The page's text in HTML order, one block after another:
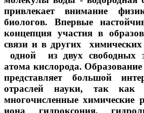
привлекает внимание
биологов. Впервые
концепция участия в
связи и в других химических
одной из двух свободных
атома кислорода. Образование
представляет большой
отраслей науки, так
многочисленные химические
иона гидроксония,